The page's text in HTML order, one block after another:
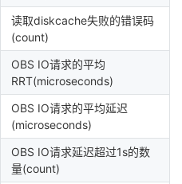
读取diskcache失败的错误码
(count)
OBS IO请求的平均
RRT(microseconds)
OBS IO请求的平均延迟
(microseconds)
OBS IO请求延迟超过1s的数
量(count)